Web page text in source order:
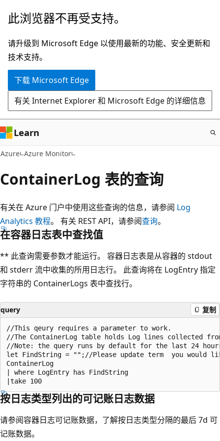
跳
主
要
内
此浏览器不再受支持。
请升级到 Microsoft Edge 以使用最新的功能、安全更新和
技术支持。
下载 Microsoft Edge
有关 Internet Explorer 和 Microsoft Edge 的详细信息
Learn
Azure Azure Monitor
ContainerLog 表的查询
有关在 Azure 门户中使用这些查询的信息，请参阅 Log
Analytics 教程。 有关 REST API，请参阅查询。
在容器日志表中查找值
** 此查询需要参数才能运行。 容器日志表是从容器的 stdout
和 stderr 流中收集的所用日志行。 此查询将在 LogEntry 指定
字符串的 ContainerLogs 表中查找行。
query 复制
//This qeury requires a parameter to work.
//The ContainerLog table holds Log lines collected
//Note: the query runs by default for the last 24
let FindString = "";//Please update term  you would
ContainerLog
| where LogEntry has FindString
按日志类型列出的可记账日志数据
请参阅容器日志可记账数据，了解按日志类型分隔的最后 7d 可
记账数据。